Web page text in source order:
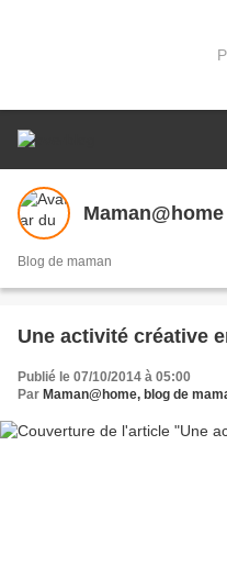
Maman@home
Blog de maman
Une activité créative
Publié le 07/10/2014 à 05:00
Par Maman@home, blog de